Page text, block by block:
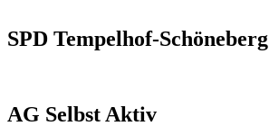
SPD Tempelhof-Schöneberg
AG Selbst Aktiv